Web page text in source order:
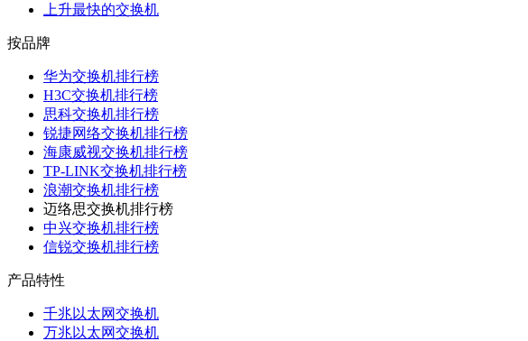
上升最快的交换机
按品牌
华为交换机排行榜
H3C交换机排行榜
思科交换机排行榜
锐捷网络交换机排行榜
海康威视交换机排行榜
TP-LINK交换机排行榜
浪潮交换机排行榜
迈络思交换机排行榜
中兴交换机排行榜
信锐交换机排行榜
产品特性
千兆以太网交换机
万兆以太网交换机